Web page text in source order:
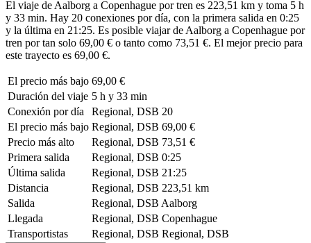
El viaje de Aalborg a Copenhague por tren es 223,51 km y toma 5 h
y 33 min. Hay 20 conexiones por día, con la primera salida en 0:25
y la última en 21:25. Es posible viajar de Aalborg a Copenhague por
tren por tan solo 69,00 € o tanto como 73,51 €. El mejor precio para
este trayecto es 69,00 €.
El precio más bajo 69,00 €
Duración del viaje 5 h y 33 min
Conexión por día
Regional, DSB 20
El precio más bajo Regional, DSB 69,00 €
Precio más alto
Regional, DSB 73,51 €
Primera salida
Regional, DSB 0:25
Última salida
Regional, DSB 21:25
Distancia
Regional, DSB 223,51 km
Salida
Regional, DSB Aalborg
Llegada
Regional, DSB Copenhague
Transportistas
Regional, DSB Regional, DSB
©CARTO, ©OpenStreetMap